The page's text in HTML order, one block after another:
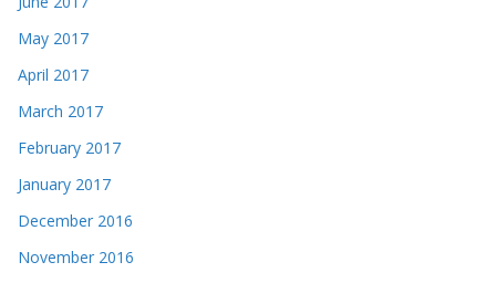
May 2017
April 2017
March 2017
February 2017
January 2017
December 2016
November 2016